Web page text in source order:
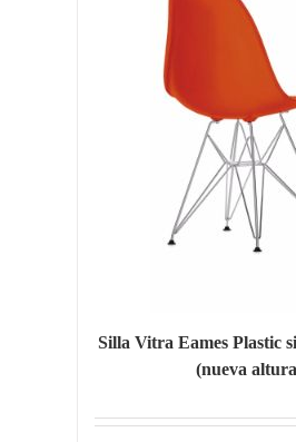
Silla Vitra Eames Plastic
(nueva